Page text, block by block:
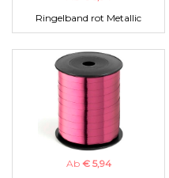
Ringelband rot Metallic
Ab € 5,94